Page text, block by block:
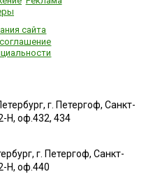
сайта
г. Петергоф, Санкт-
Н, оф.432, 434
г. Петергоф, Санкт-
Н, оф.440